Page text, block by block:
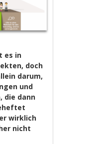
es in
doch
darum,
und
die dann
wirklich
nicht